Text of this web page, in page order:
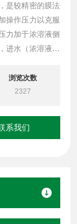
是较精密的膜法
操作压力以克服
力加于浓溶液侧
进水（浓溶液）
大于100的有机
盐率一般大于
浏览次数
2327
系我们